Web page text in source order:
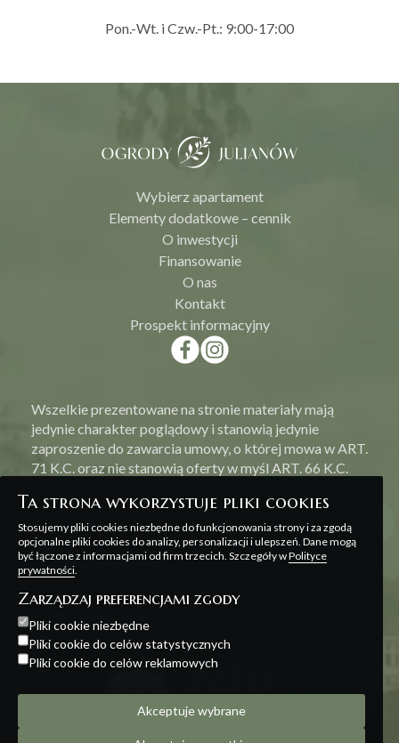
Pon.-Wt. i Czw.-Pt.: 9:00-17:00
Wybierz apartament
Elementy dodatkowe – cennik
O inwestycji
Finansowanie
O nas
Kontakt
Prospekt informacyjny
Wszelkie prezentowane na stronie materiały mają
jedynie charakter poglądowy i stanowią jedynie
zaproszenie do zawarcia umowy, o której mowa w ART.
71 K.C. oraz nie stanowią oferty w myśl ART. 66 K.C.
Polityka prywatności
Ta strona wykorzystuje pliki cookies
Stosujemy pliki cookies niezbędne do funkcjonowania strony i za zgodą
opcjonalne pliki cookies do analizy, personalizacji i ulepszeń. Dane mogą
być łączone z informacjami od firm trzecich. Szczegóły wPolityce
prywatności.
Zarządzaj preferencjami zgody
Pliki cookie niezbędne
Pliki cookie do celów statystycznych
Pliki cookie do celów reklamowych
Akceptuje wybrane